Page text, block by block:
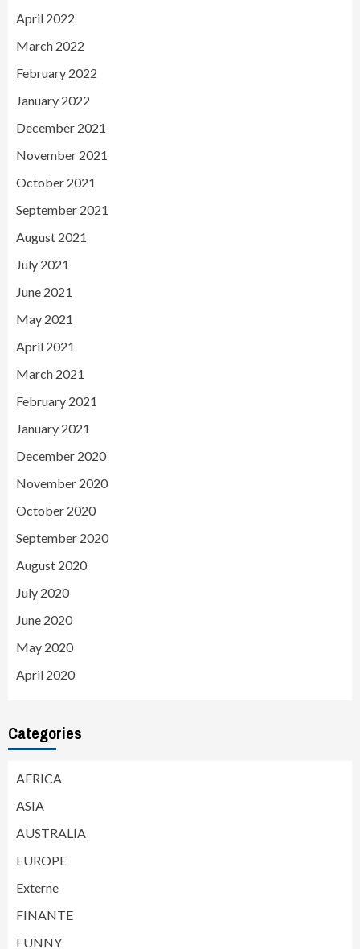
April 2022
March 2022
February 2022
January 2022
December 2021
November 2021
October 2021
September 2021
August 2021
July 2021
June 2021
May 2021
April 2021
March 2021
February 2021
January 2021
December 2020
November 2020
October 2020
September 2020
August 2020
July 2020
June 2020
May 2020
April 2020
Categories
AFRICA
ASIA
AUSTRALIA
EUROPE
Externe
FINANTE
FUNNY